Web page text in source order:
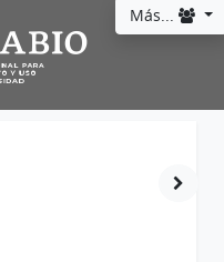
Más...